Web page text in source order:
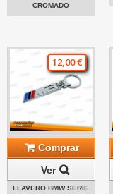
CROMADO
12,00 €
Comprar
Ver
LLAVERO BMW SERIE